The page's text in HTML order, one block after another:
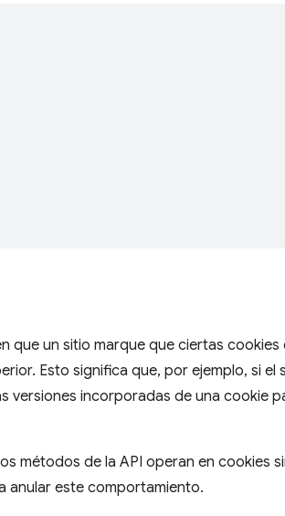
que un sitio marque que ciertas
Esto significa que, por ejemplo, si
versiones incorporadas de una cookie
métodos de la API operan en cookies
anular este comportamiento.